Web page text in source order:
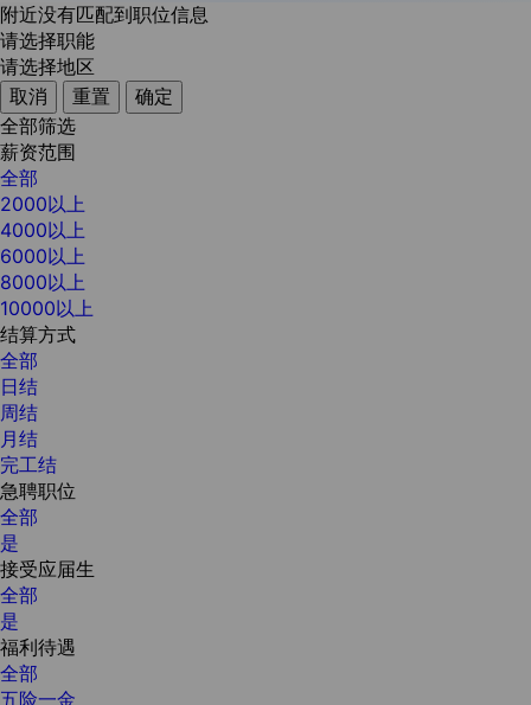
附近没有匹配到职位信息
请选择职能
请选择地区
取消
重置
确定
全部筛选
薪资范围
全部
2000以上
4000以上
6000以上
8000以上
10000以上
结算方式
全部
日结
周结
月结
完工结
急聘职位
全部
是
接受应届生
全部
是
福利待遇
全部
五险一金